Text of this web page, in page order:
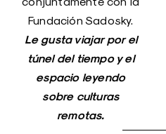
Fundación Sadosky.
Le gusta viajar por el
túnel del tiempo y el
espacio leyendo
sobre culturas
remotas.